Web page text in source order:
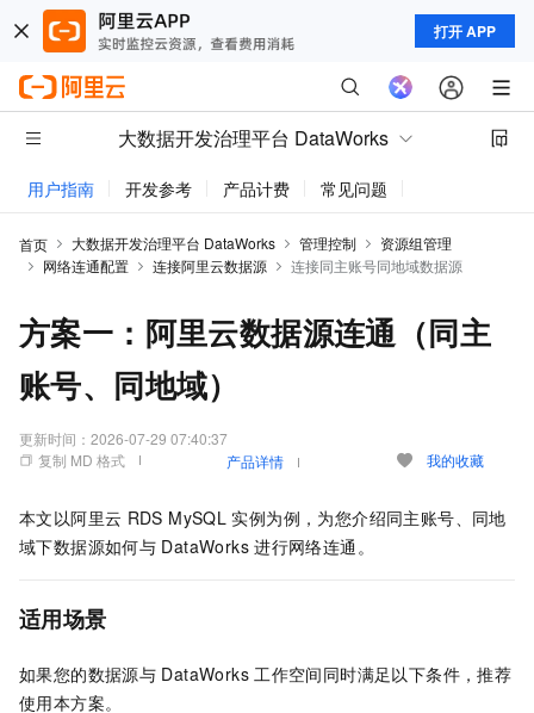
打开 APP
大数据开发治理平台 DataWorks
用户指南 开发参考 产品计费 常见问题
首页 大数据开发治理平台 DataWorks 管理控制
资源组管理
网络连通配置
连接阿里云数据源 连接同主账号同地域数据源
方案一：阿里云数据源连通（同主
账号、同地域）
更新时间： 2026-07-29 07:40:37
复制 MD 格式
产品详情 我的收藏
本文以阿里云 RDS MySQL 实例为例，为您介绍同主账号、同地
域下数据源如何与 DataWorks 进行网络连通。
适用场景
如果您的数据源与 DataWorks 工作空间同时满足以下条件，推荐
使用本方案。